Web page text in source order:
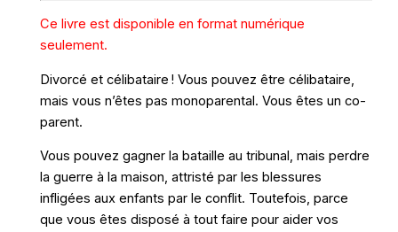
Ce livre est disponible en format numérique
seulement.
Divorcé et célibataire ! Vous pouvez être célibataire,
mais vous n’êtes pas monoparental. Vous êtes un co-
parent.
Vous pouvez gagner la bataille au tribunal, mais perdre
la guerre à la maison, attristé par les blessures
infligées aux enfants par le conflit. Toutefois, parce
que vous êtes disposé à tout faire pour aider vos